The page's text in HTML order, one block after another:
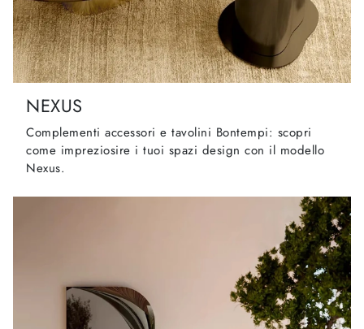
NEXUS
Complementi accessori e tavolini Bontempi: scopri
come impreziosire i tuoi spazi design con il modello
Nexus.